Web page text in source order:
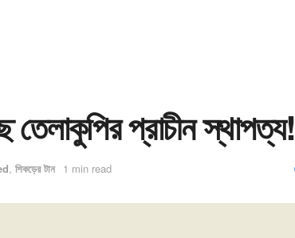
তেলাকুপির প্রাচীন স্থাপত্য!
, শিকড়ের টান 1 min read